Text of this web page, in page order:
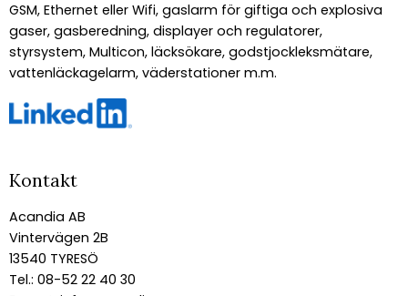
GSM, Ethernet eller Wifi, gaslarm för giftiga och explosiva
gaser, gasberedning, displayer och regulatorer,
styrsystem, Multicon, läcksökare, godstjockleksmätare,
vattenläckagelarm, väderstationer m.m.
Kontakt
Acandia AB
Vintervägen 2B
13540 TYRESÖ
Tel.: 08-52 22 40 30